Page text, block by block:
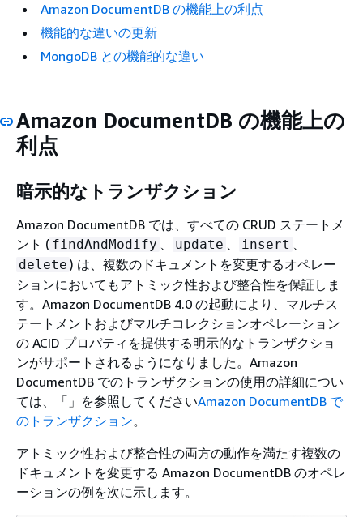
Amazon DocumentDB の機能上の利点
機能的な違いの更新
MongoDB との機能的な違い
Amazon DocumentDB の機能上の
利点
暗示的なトランザクション
Amazon DocumentDB では、すべての CRUD ステートメ
ント ( findAndModify 、 update 、 insert 、
delete ) は、複数のドキュメントを変更するオペレー
ションにおいてもアトミック性および整合性を保証しま
す。Amazon DocumentDB 4.0 の起動により、マルチス
テートメントおよびマルチコレクションオペレーション
の ACID プロパティを提供する明示的なトランザクショ
ンがサポートされるようになりました。Amazon
DocumentDB でのトランザクションの使用の詳細につい
ては、「」を参照してくださいAmazon DocumentDB で
のトランザクション。
アトミック性および整合性の両方の動作を満たす複数の
ドキュメントを変更する Amazon DocumentDB のオペレ
ーションの例を次に示します。